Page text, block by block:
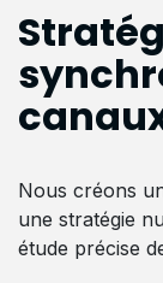
Nous créons
une stratégie
étude précise